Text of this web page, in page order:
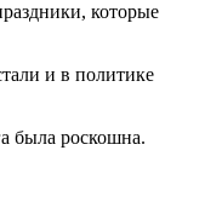
которые
и в политике
была роскошна.